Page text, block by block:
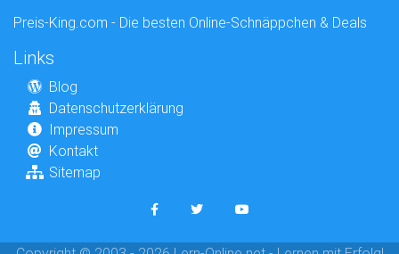
Preis-King.com - Die besten Online-Schnäppchen & Deals
Links
Blog
Datenschutzerklärung
Impressum
Kontakt
Sitemap